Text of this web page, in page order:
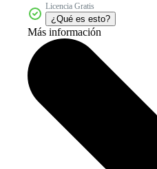
Licencia Gratis
¿Qué es esto?
Más información